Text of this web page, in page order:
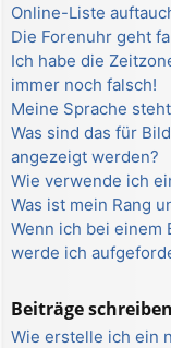
Online-Liste
Die Forenuhr geht
Ich habe die
immer noch falsch!
Meine Sprache
Was sind das für
angezeigt werden?
Wie verwende ich
Was ist mein Rang
Wenn ich bei einem
werde ich
Beiträge schreiben
Wie erstelle ich ein